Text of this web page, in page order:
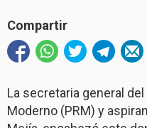
Compartir
La secretaria general
Moderno (PRM) y